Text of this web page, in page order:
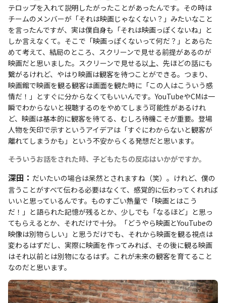
テロップを入れて説明したがったことがあったんです。その時は
チームのメンバーが「それは映画じゃなくない？」みたいなこと
を言ったんですが、実は僕自身も「それは映画っぽくないね」と
しか言えなくて。そこで「映画っぽくないって何だ？」とあらた
めて考えて、結局のところ、スクリーンで見せる前提があるのが
映画だと思いました。スクリーンで見せる以上、先ほどの話にも
繋がるけれど、やはり映画は観客を待つことができる。つまり、
映画館で映画を観る観客は画面を観た時に「この人はこういう感
情だ！」とすぐに分からなくてもいいんです。YouTubeやCMは一
瞬でわからないと視聴するのをやめてしまう可能性があるけれ
ど、映画は基本的に観客を待てる、むしろ待機こそが重要。登場
人物を矢印で示すというアイデアは「すぐにわからないと観客が
離れてしまうかも」という不安からくる発想だと思います。
――そういうお話をされた時、子どもたちの反応はいかがですか。
深田： だいたいの場合は呆然とされますね（笑）。けれど、僕の
言うことがすべて伝わる必要はなくて、感覚的に伝わってくれれば
いいと思っているんです。ものすごい熱量で「映画とはこう
だ！」と語られた記憶が残るとか、少しでも「なるほど」と思っ
てもらえるとか、それだけで十分。「どうやら映画とYouTubeの
映像は別物らしい」と思うだけでも、それから映画を観る視点は
変わるはずだし、実際に映画を作ってみれば、その後に観る映画
はそれ以前とは別物になるはず。これが未来の観客を育てること
なのだと思います。